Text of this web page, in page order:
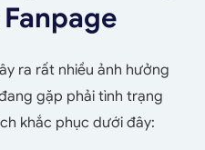
ra rất nhiều ảnh hưởng
gặp phải tình trạng
khắc phục dưới đây: